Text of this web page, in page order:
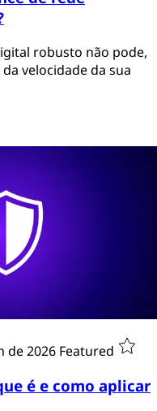
robusto não pode,
velocidade da sua
de 2026 Featured
é e como aplicar